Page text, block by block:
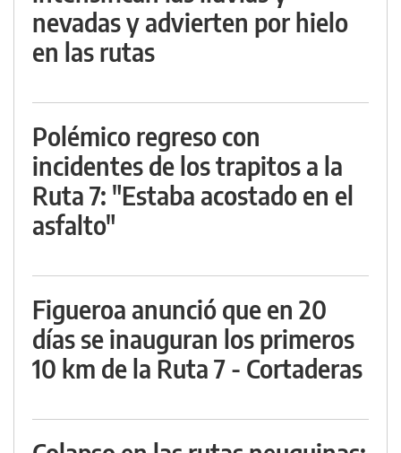
nevadas y advierten por hielo
en las rutas
Polémico regreso con
incidentes de los trapitos a la
Ruta 7: "Estaba acostado en el
asfalto"
Figueroa anunció que en 20
días se inauguran los primeros
10 km de la Ruta 7 - Cortaderas